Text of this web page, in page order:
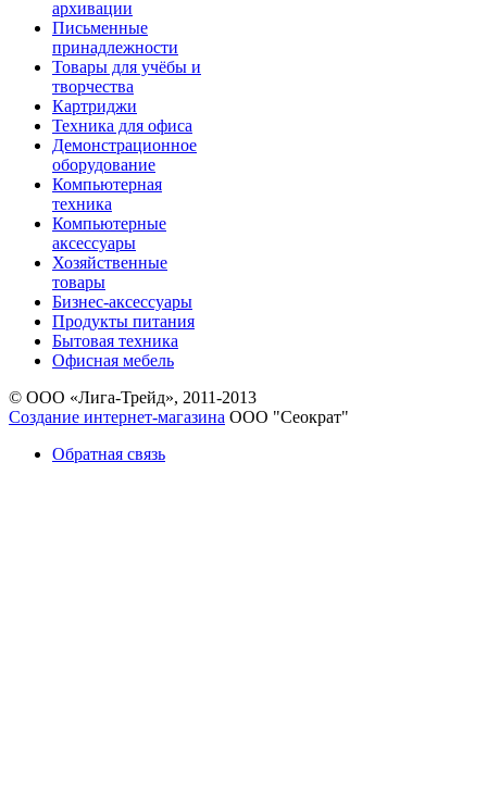
архивации
Письменные
принадлежности
Товары для учёбы и
творчества
Картриджи
Техника для офиса
Демонстрационное
оборудование
Компьютерная
техника
Компьютерные
аксессуары
Хозяйственные
товары
Бизнес-аксессуары
Продукты питания
Бытовая техника
Офисная мебель
© ООО «Лига-Трейд», 2011-2013
Создание интернет-магазина ООО "Сеократ"
Обратная связь